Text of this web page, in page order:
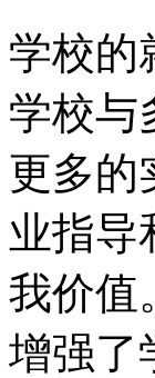
学校的
学校与
更多的
业指导
我价值
增强了